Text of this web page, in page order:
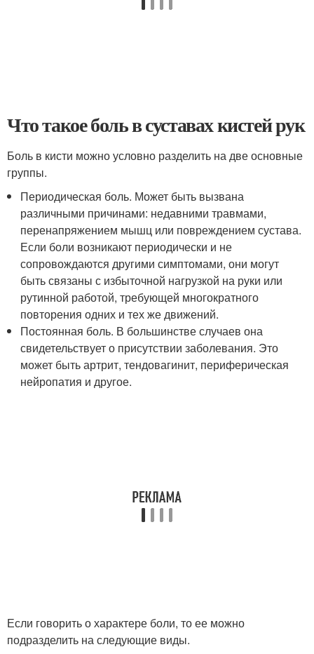
Что такое боль в суставах кистей рук
Боль в кисти можно условно разделить на две основные
группы.
Периодическая боль. Может быть вызвана
различными причинами: недавними травмами,
перенапряжением мышц или повреждением сустава.
Если боли возникают периодически и не
сопровождаются другими симптомами, они могут
быть связаны с избыточной нагрузкой на руки или
рутинной работой, требующей многократного
повторения одних и тех же движений.
Постоянная боль. В большинстве случаев она
свидетельствует о присутствии заболевания. Это
может быть артрит, тендовагинит, периферическая
нейропатия и другое.
Если говорить о характере боли, то ее можно
подразделить на следующие виды.